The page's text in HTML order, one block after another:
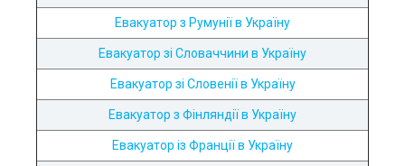
Евакуатор з Румунії в Україну
Евакуатор зі Словаччини в Україну
Евакуатор зі Словенії в Україну
Евакуатор з Фінляндії в Україну
Евакуатор із Франції в Україну